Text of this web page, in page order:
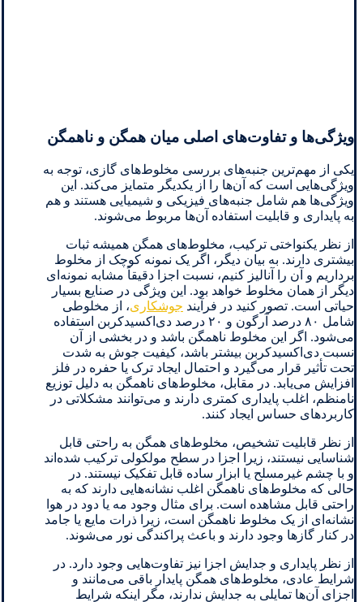
ویژگی‌ها و تفاوت‌های اصلی میان همگن و ناهمگن
یکی از مهم‌ترین جنبه‌های بررسی مخلوط‌های گازی، توجه به
ویژگی‌هایی است که آن‌ها را از یکدیگر متمایز می‌کند. این
ویژگی‌ها هم شامل جنبه‌های فیزیکی و شیمیایی هستند و هم
به پایداری و قابلیت استفاده آن‌ها مربوط می‌شوند.
از نظر یکنواختی ترکیب، مخلوط‌های همگن همیشه ثبات
بیشتری دارند. به بیان دیگر، اگر یک نمونه کوچک از مخلوط
برداریم و آن را آنالیز کنیم، نسبت اجزا دقیقاً مشابه نمونه‌ای
دیگر از همان مخلوط خواهد بود. این ویژگی در صنایع بسیار
حیاتی است. تصور کنید در فرآیند جوشکاری، از مخلوطی
شامل ۸۰ درصد آرگون و ۲۰ درصد دی‌اکسیدکربن استفاده
می‌شود. اگر این مخلوط ناهمگن باشد و در بخشی از آن
نسبت دی‌اکسیدکربن بیشتر باشد، کیفیت جوش به شدت
تحت تأثیر قرار می‌گیرد و احتمال ایجاد ترک یا حفره در فلز
افزایش می‌یابد. در مقابل، مخلوط‌های ناهمگن به دلیل توزیع
نامنظم، اغلب پایداری کمتری دارند و می‌توانند مشکلاتی در
کاربردهای حساس ایجاد کنند.
از نظر قابلیت تشخیص، مخلوط‌های همگن به راحتی قابل
شناسایی نیستند، زیرا اجزا در سطح مولکولی ترکیب شده‌اند
و با چشم غیرمسلح یا ابزار ساده قابل تفکیک نیستند. در
حالی که مخلوط‌های ناهمگن اغلب نشانه‌هایی دارند که به
راحتی قابل مشاهده است. برای مثال وجود مه یا دود در هوا
نشانه‌ای از یک مخلوط ناهمگن است، زیرا ذرات مایع یا جامد
در کنار گازها وجود دارند و باعث پراکندگی نور می‌شوند.
از نظر پایداری و جدایش اجزا نیز تفاوت‌هایی وجود دارد. در
شرایط عادی، مخلوط‌های همگن پایدار باقی می‌مانند و
اجزای آن‌ها تمایلی به جدایش ندارند، مگر اینکه شرایط